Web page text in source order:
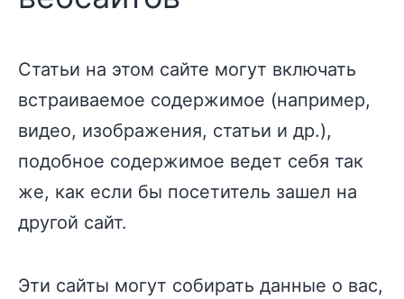
Статьи на этом сайте могут включать
встраиваемое содержимое (например,
видео, изображения, статьи и др.),
подобное содержимое ведет себя так
же, как если бы посетитель зашел на
другой сайт.
Эти сайты могут собирать данные о вас,